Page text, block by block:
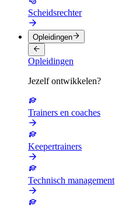
Scheidsrechter
Opleidingen
Opleidingen
Jezelf ontwikkelen?
Trainers en coaches
Keepertrainers
Technisch management